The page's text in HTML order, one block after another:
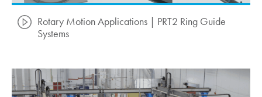
Rotary Motion Applications | PRT2 Ring Guide
Systems